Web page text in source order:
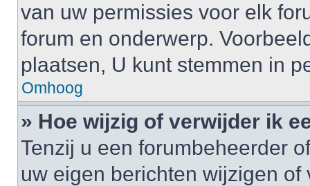
van uw permissies voor elk
forum en onderwerp.
plaatsen, U kunt stemmen in
Omhoog
» Hoe wijzig of verwijder ik
Tenzij u een forumbeheerder
uw eigen berichten wijzigen